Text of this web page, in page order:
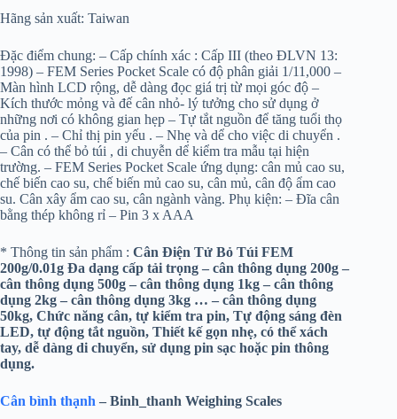
Hãng sản xuất: Taiwan
Đặc điểm chung: – Cấp chính xác : Cấp III (theo ĐLVN 13:
1998) – FEM Series Pocket Scale có độ phân giải 1/11,000 –
Màn hình LCD rộng, dễ dàng đọc giá trị từ mọi góc độ –
Kích thước mỏng và đế cân nhỏ- lý tưởng cho sử dụng ở
những nơi có không gian hẹp – Tự tắt nguồn để tăng tuổi thọ
của pin . – Chỉ thị pin yếu . – Nhẹ và dể cho việc di chuyển .
– Cân có thể bỏ túi , di chuyễn dể kiểm tra mẫu tại hiện
trường. – FEM Series Pocket Scale ứng dụng: cân mủ cao su,
chế biến cao su, chế biến mủ cao su, cân mủ, cân độ ẩm cao
su. Cân xây ẩm cao su, cân ngành vàng. Phụ kiện: – Đĩa cân
bằng thép không rỉ – Pin 3 x AAA
* Thông tin sản phẩm : Cân Điện Tử Bỏ Túi FEM
200g/0.01g Đa dạng cấp tải trọng – cân thông dụng 200g –
cân thông dụng 500g – cân thông dụng 1kg – cân thông
dụng 2kg – cân thông dụng 3kg … – cân thông dụng
50kg, Chức năng cân, tự kiểm tra pin, Tự động sáng đèn
LED, tự động tắt nguồn, Thiết kế gọn nhẹ, có thể xách
tay, dễ dàng di chuyển, sử dụng pin sạc hoặc pin thông
dụng.
Cân bình thạnh – Binh_thanh Weighing Scales